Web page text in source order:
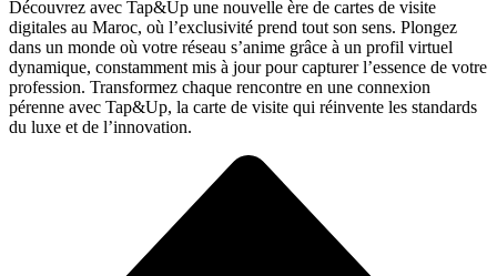
Découvrez avec Tap&Up une nouvelle ère de cartes de visite
digitales au Maroc, où l’exclusivité prend tout son sens. Plongez
dans un monde où votre réseau s’anime grâce à un profil virtuel
dynamique, constamment mis à jour pour capturer l’essence de votre
profession. Transformez chaque rencontre en une connexion
pérenne avec Tap&Up, la carte de visite qui réinvente les standards
du luxe et de l’innovation.